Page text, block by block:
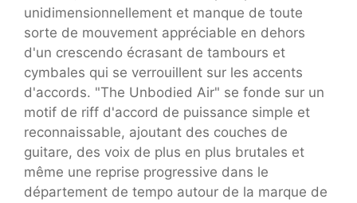
unidimensionnellement et manque de toute
sorte de mouvement appréciable en dehors
d'un crescendo écrasant de tambours et
cymbales qui se verrouillent sur les accents
d'accords. "The Unbodied Air" se fonde sur un
motif de riff d'accord de puissance simple et
reconnaissable, ajoutant des couches de
guitare, des voix de plus en plus brutales et
même une reprise progressive dans le
département de tempo autour de la marque de